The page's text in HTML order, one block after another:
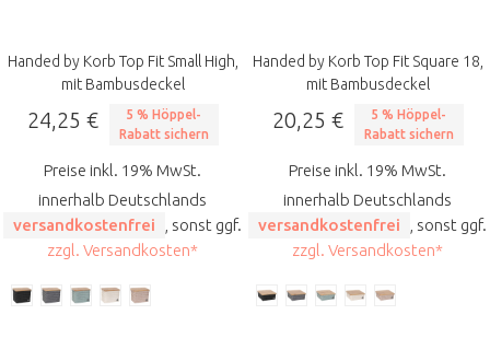
Handed by Korb Top Fit Small High,
mit Bambusdeckel
24,25 €
5 % Höppel-
Rabatt sichern
Preise inkl. 19% MwSt.
innerhalb Deutschlands
versandkostenfrei
, sonst ggf.
zzgl. Versandkosten*
Handed by Korb Top Fit Square 18,
mit Bambusdeckel
20,25 €
5 % Höppel-
Rabatt sichern
Preise inkl. 19% MwSt.
innerhalb Deutschlands
versandkostenfrei
, sonst ggf.
zzgl. Versandkosten*